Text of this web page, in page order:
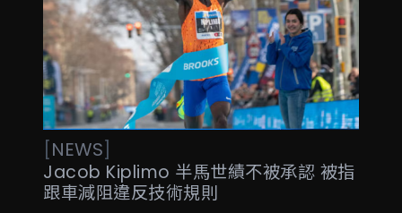
[NEWS]
Jacob Kiplimo 半馬世績不被承認 被指
跟車減阻違反技術規則